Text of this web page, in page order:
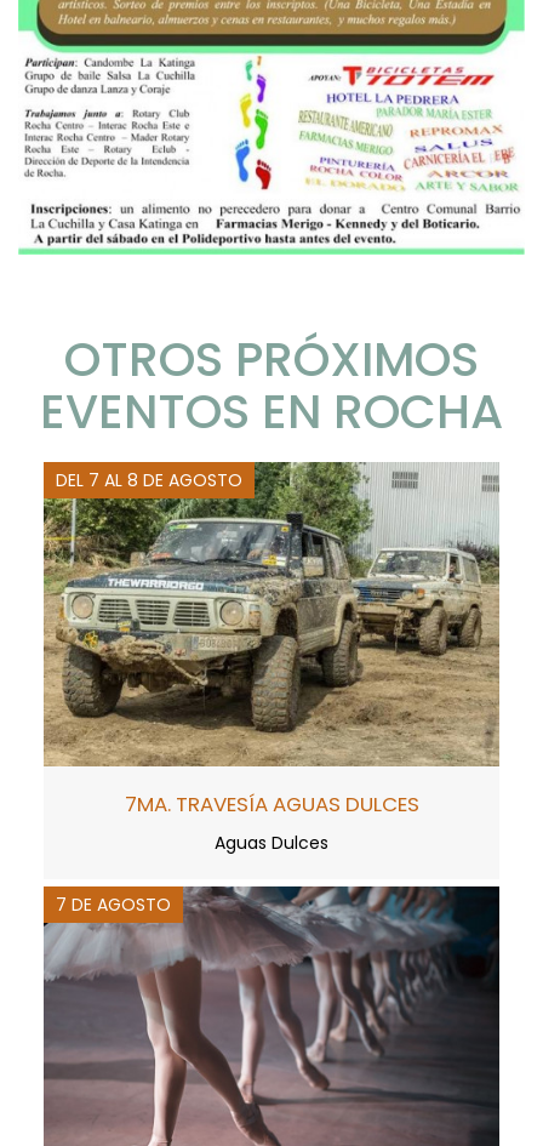
OTROS PRÓXIMOS
EVENTOS EN ROCHA
DEL 7 AL 8 DE AGOSTO
7MA. TRAVESÍA AGUAS DULCES
Aguas Dulces
7 DE AGOSTO